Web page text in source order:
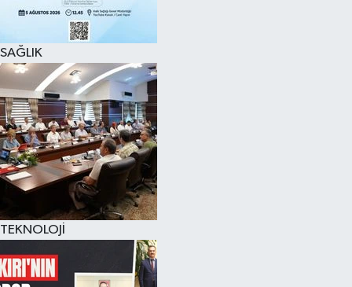
SAĞLIK
TEKNOLOJİ